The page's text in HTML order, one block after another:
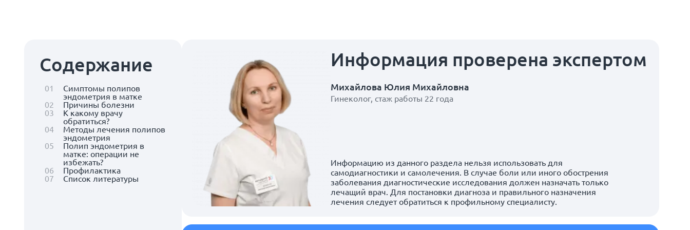
Содержание
01
Симптомы полипов
эндометрия в матке
02
Причины болезни
03
К какому врачу
обратиться?
04
Методы лечения полипов
эндометрия
05
Полип эндометрия в
матке: операции не
избежать?
06
Профилактика
07
Список литературы
Информация проверена экспертом
Михайлова Юлия Михайловна
Гинеколог, стаж работы 22 года
Информацию из данного раздела нельзя использовать для
самодиагностики и самолечения. В случае боли или иного обострения
заболевания диагностические исследования должен назначать только
лечащий врач. Для постановки диагноза и правильного назначения
лечения следует обратиться к профильному специалисту.